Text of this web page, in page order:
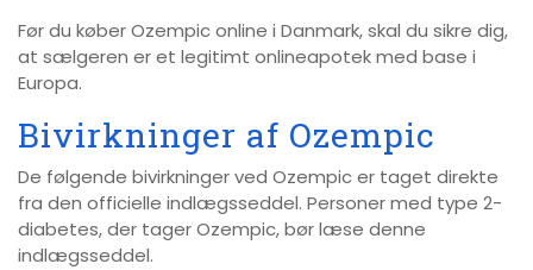
Før du køber Ozempic online i Danmark, skal du sikre dig,
at sælgeren er et legitimt onlineapotek med base i
Europa.
Bivirkninger af Ozempic
De følgende bivirkninger ved Ozempic er taget direkte
fra den officielle indlægsseddel. Personer med type 2-
diabetes, der tager Ozempic, bør læse denne
indlægsseddel.